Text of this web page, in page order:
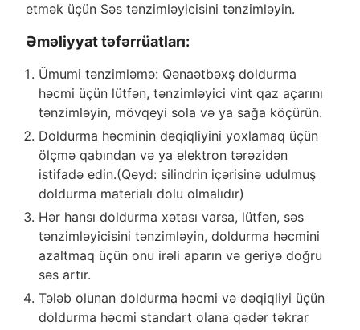
etmək üçün Səs tənzimləyicisini tənzimləyin.
Əməliyyat təfərrüatları:
Ümumi tənzimləmə: Qənaətbəxş doldurma
həcmi üçün lütfən, tənzimləyici vint qaz açarını
tənzimləyin, mövqeyi sola və ya sağa köçürün.
Doldurma həcminin dəqiqliyini yoxlamaq üçün
ölçmə qabından və ya elektron tərəzidən
istifadə edin.(Qeyd: silindrin içərisinə udulmuş
doldurma materialı dolu olmalıdır)
Hər hansı doldurma xətası varsa, lütfən, səs
tənzimləyicisini tənzimləyin, doldurma həcmini
azaltmaq üçün onu irəli aparın və geriyə doğru
səs artır.
Tələb olunan doldurma həcmi və dəqiqliyi üçün
doldurma həcmi standart olana qədər təkrar